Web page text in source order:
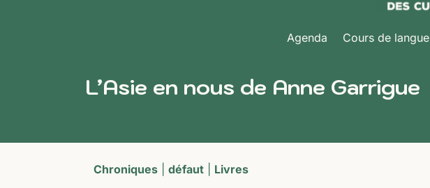
Agenda Cours de langue
L’Asie en nous de Anne Garrigue
Chroniques |défaut Livres